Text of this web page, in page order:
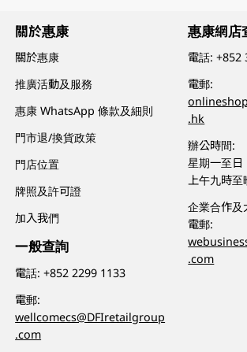
關於惠康
關於惠康
推廣活動及服務
惠康 WhatsApp 條款及細則
門市退/換貨政策
門店位置
牌照及許可證
加入我們
一般查詢
電話:+852 2299 1133
電郵:
wellcomecs@DFIretailgroup
.com
惠康網店
電話:+852
電郵:
.hk
辦公時間:
星期一至日
上午九時至
企業合作及
電郵:
.com